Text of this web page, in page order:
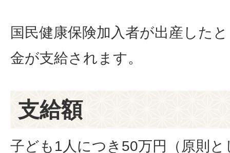
国民健康保険加入者が出産した
金が支給されます。
支給額
子ども1人につき50万円（原則